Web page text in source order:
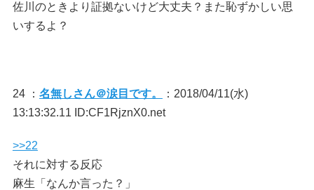
佐川のときより証拠ないけど大丈夫？また恥ずかしい思
いするよ？
24 ： 名無しさん＠涙目です。
：2018/04/11(水)
13:13:32.11 ID:CF1RjznX0.net
>>22
それに対する反応
麻生「なんか言った？」